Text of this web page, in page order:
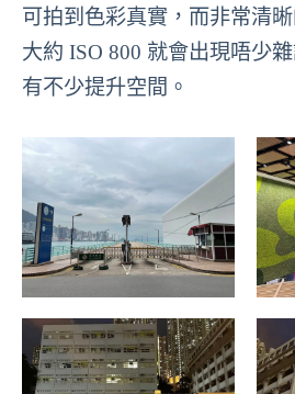
可拍到色彩真實，而非常清
大約 ISO 800 就會出現唔少
有不少提升空間。